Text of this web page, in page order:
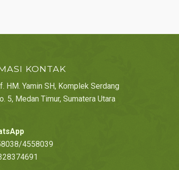
KONTAK
HM. Yamin SH, Komplek Serdang
5, Medan Timur, Sumatera Utara
4558039